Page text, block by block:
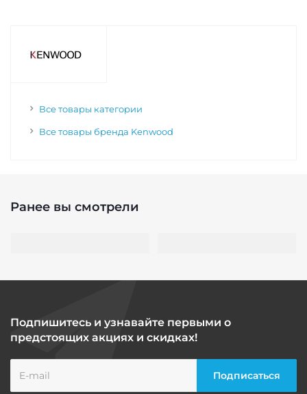
Все товары категории
Все товары бренда Kenwood
Ранее вы смотрели
Подпишитесь и узнавайте первыми о
предстоящих акциях и скидках!